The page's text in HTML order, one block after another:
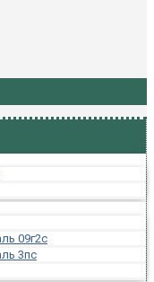
09г2с
3пс